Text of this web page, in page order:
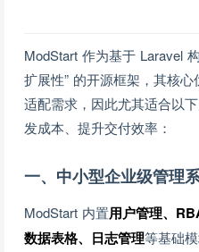
ModStart 作为基于 Laravel
扩展性” 的开源框架，其核
适配需求，因此尤其适合以
发成本、提升交付效率：
一、中小型企业级管理
ModStart 内置用户管理、
数据表格、日志管理等基础